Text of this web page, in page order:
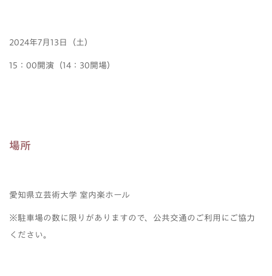
2024年7月13日（土）
15：00開演（14：30開場）
場所
愛知県立芸術大学 室内楽ホール
※駐車場の数に限りがありますので、公共交通のご利用にご協力
ください。